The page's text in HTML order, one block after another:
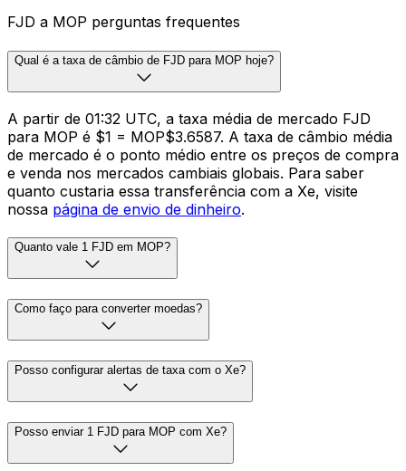
FJD a MOP perguntas frequentes
Qual é a taxa de câmbio de FJD para MOP hoje?
A partir de 01:32 UTC, a taxa média de mercado FJD
para MOP é $1 = MOP$3.6587. A taxa de câmbio média
de mercado é o ponto médio entre os preços de compra
e venda nos mercados cambiais globais. Para saber
quanto custaria essa transferência com a Xe, visite
nossa página de envio de dinheiro.
Quanto vale 1 FJD em MOP?
Como faço para converter moedas?
Posso configurar alertas de taxa com o Xe?
Posso enviar 1 FJD para MOP com Xe?